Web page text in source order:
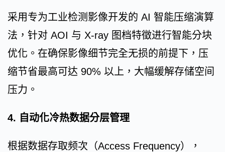
采用专为工业检测影像开发的 AI 智能压缩演算
法，针对 AOI 与 X-ray 图档特徵进行智能分块
优化。在确保影像细节完全无损的前提下，压
缩节省最高可达 90% 以上，大幅缓解存储空间
压力。
4. 自动化冷热数据分层管理
根据数据存取频次（Access Frequency），